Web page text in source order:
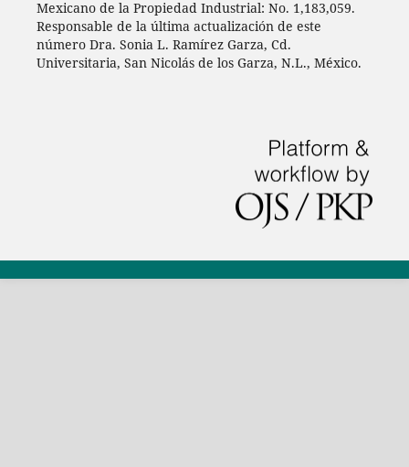
Mexicano de la Propiedad Industrial: No. 1,183,059.
Responsable de la última actualización de este
número Dra. Sonia L. Ramírez Garza, Cd.
Universitaria, San Nicolás de los Garza, N.L., México.